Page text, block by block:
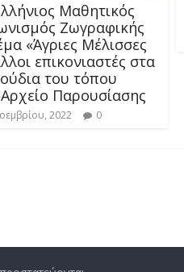
Μαθητικός
Ζωγραφικής
«Άγριες Μέλισσες
επικονιαστές στα
του τόπου
Παρουσίασης
2022 0